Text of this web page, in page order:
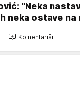
"Neka
neka ostave na
Komentariši